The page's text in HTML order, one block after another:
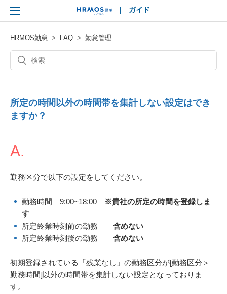
HRMOS
| ガイド
HRMOS勤怠 FAQ 勤怠管理
所定の時間以外の時間帯を集計しない設定はでき
ますか？
A.
勤務区分で以下の設定をしてください。
勤務時間 9:00~18:00
※貴社の所定の時間を登録しま
す
所定終業時刻前の勤務 含めない
所定終業時刻後の勤務 含めない
初期登録されている「残業なし」の勤務区分が[勤務区分＞
勤務時間]以外の時間帯を集計しない設定となっておりま
す。